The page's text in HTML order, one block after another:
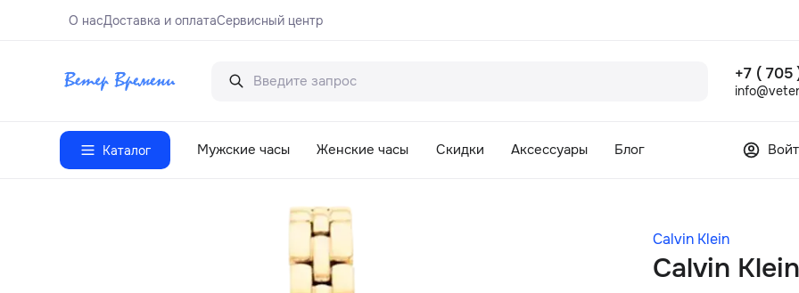
О насДоставка и оплатаСервисный центр
+7 ( 705
Каталог Мужские часы Женские часы Скидки Аксессуары Блог
Calvin Klein
Calvin